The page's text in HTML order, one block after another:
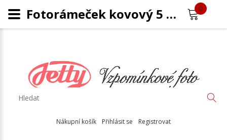
Nákupní košík Přihlásit se Registrovat
0
Fotorámeček kovový 5 x 5 cm, A14 srdce